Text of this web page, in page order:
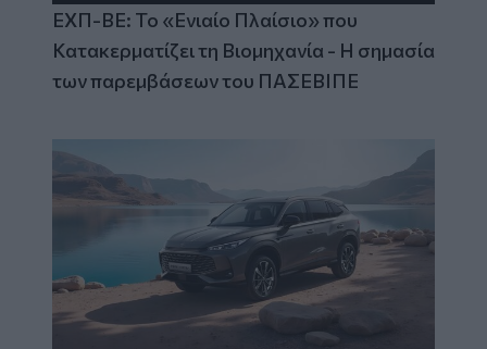
ΕΧΠ-ΒΕ: Το «Ενιαίο Πλαίσιο» που
Κατακερματίζει τη Βιομηχανία - Η σημασία
των παρεμβάσεων του ΠΑΣΕΒΙΠΕ